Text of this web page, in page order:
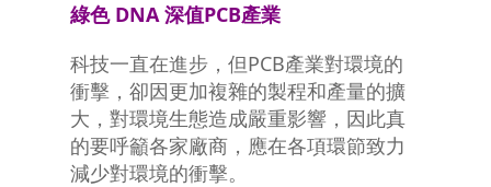
綠色 DNA 深值PCB產業
科技一直在進步，但PCB產業對環境的
衝擊，卻因更加複雜的製程和產量的擴
大，對環境生態造成嚴重影響，因此真
的要呼籲各家廠商，應在各項環節致力
減少對環境的衝擊。